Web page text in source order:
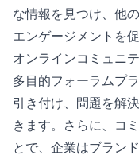
な情報を見つけ、他
エンゲージメントを
オンラインコミュニ
多目的フォーラムプ
引き付け、問題を解
きます。さらに、コ
とで、企業はブラン